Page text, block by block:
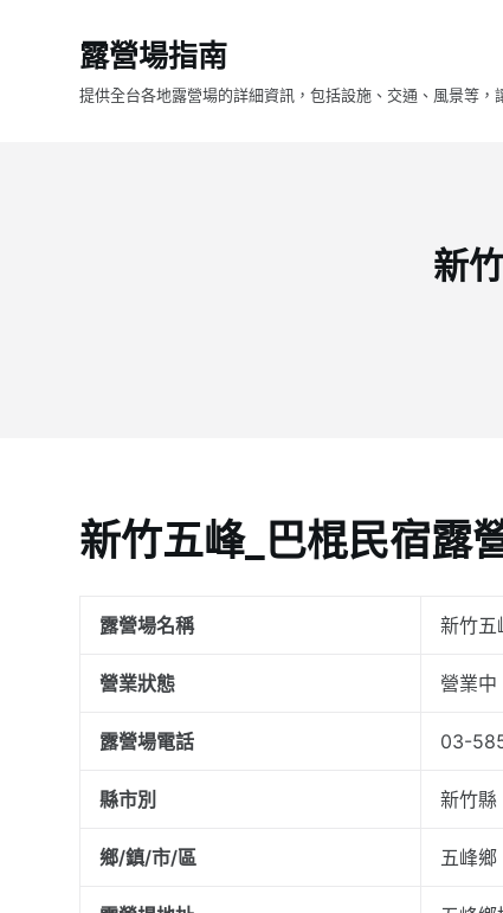
露營場指南
提供全台各地露營場的詳細資訊，包括設施、交通、風景等，
新
新竹五峰_巴棍民宿露
露營場名稱 新竹五
營業狀態 營業中
露營場電話 03-
縣市別 新竹縣
鄉/鎮/市/區 五峰鄉